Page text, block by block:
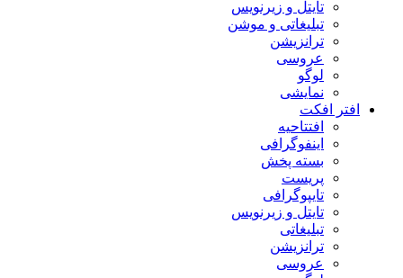
تایتل و زیرنویس
تبلیغاتی و موشن
ترانزیشن
عروسی
لوگو
نمایشی
افتر افکت
افتتاحیه
اینفوگرافی
بسته پخش
پریست
تایپوگرافی
تایتل و زیرنویس
تبلیغاتی
ترانزیشن
عروسی